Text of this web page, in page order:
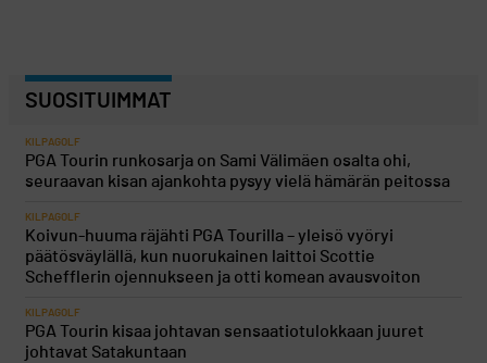
SUOSITUIMMAT
KILPAGOLF
PGA Tourin runkosarja on Sami Välimäen osalta ohi,
seuraavan kisan ajankohta pysyy vielä hämärän peitossa
KILPAGOLF
Koivun-huuma räjähti PGA Tourilla – yleisö vyöryi
päätösväylällä, kun nuorukainen laittoi Scottie
Schefflerin ojennukseen ja otti komean avausvoiton
KILPAGOLF
PGA Tourin kisaa johtavan sensaatiotulokkaan juuret
johtavat Satakuntaan